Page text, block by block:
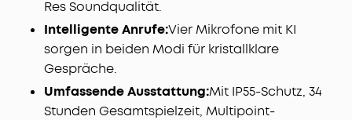
Algorithmus sorgt so für kristallklare
Verständigung – selbst bei Wind oder auf lauten
Straßen.
Res Soundqualität.
Intelligente Anrufe:Vier Mikrofone mit KI
sorgen in beiden Modi für kristallklare
Gespräche.
Umfassende Ausstattung:Mit IP55-Schutz, 34
Stunden Gesamtspielzeit, Multipoint-